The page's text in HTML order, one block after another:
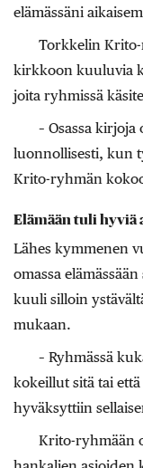
elämässäni
Torkkelin
kirkkoon kuuluvia
joita ryhmissä
– Osassa
luonnollisesti, kun
Krito-ryhmän
Elämään tuli hyviä
Lähes kymmenen
omassa
kuuli silloin
mukaan.
– Ryhmässä
kokeillut sitä tai
hyväksyttiin
Krito-ryhmään